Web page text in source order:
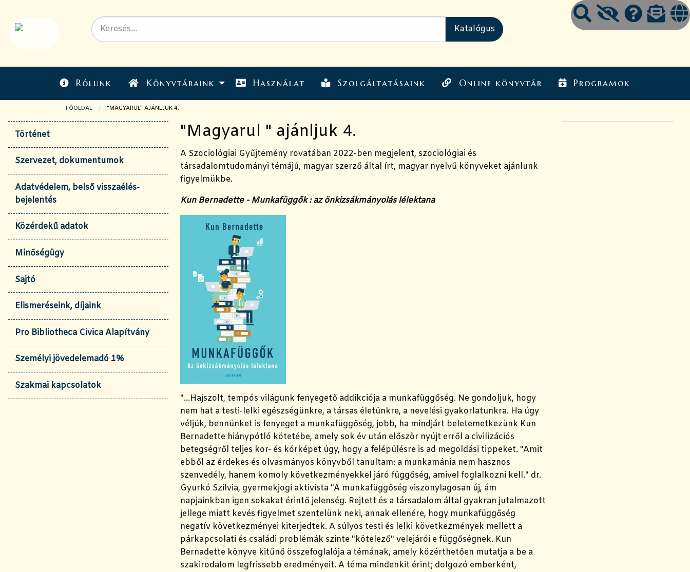
Rólunk Könyvtáraink Használat Szolgáltatásaink Online könyvtár Programok
FŐOLDAL JELENLEGI OLDAL:
"MAGYARUL" AJÁNLJUK 4.
Történet
Szervezet, dokumentumok
Adatvédelem, belső visszaélés-
bejelentés
Közérdekű adatok
Minőségügy
Sajtó
Elismeréseink, díjaink
Pro Bibliotheca Civica Alapítvány
Személyi jövedelemadó 1%
Szakmai kapcsolatok
"Magyarul " ajánljuk 4.
A Szociológiai Gyűjtemény rovatában 2022-ben megjelent, szociológiai és
társadalomtudományi témájú, magyar szerző által írt, magyar nyelvű könyveket ajánlunk
figyelmükbe.
Kun Bernadette - Munkafüggők : az önkizsákmányolás lélektana
"...Hajszolt, tempós világunk fenyegető addikciója a munkafüggőség. Ne gondoljuk, hogy
nem hat a testi-lelki egészségünkre, a társas életünkre, a nevelési gyakorlatunkra. Ha úgy
véljük, bennünket is fenyeget a munkafüggőség, jobb, ha mindjárt beletemetkezünk Kun
Bernadette hiánypótló kötetébe, amely sok év után először nyújt erről a civilizációs
betegségről teljes kor- és kórképet úgy, hogy a felépülésre is ad megoldási tippeket. "Amit
ebből az érdekes és olvasmányos könyvből tanultam: a munkamánia nem hasznos
szenvedély, hanem komoly következményekkel járó függőség, amivel foglalkozni kell." dr.
Gyurkó Szilvia, gyermekjogi aktivista "A munkafüggőség viszonylagosan új, ám
napjainkban igen sokakat érintő jelenség. Rejtett és a társadalom által gyakran jutalmazott
jellege miatt kevés figyelmet szentelünk neki, annak ellenére, hogy munkafüggőség
negatív következményei kiterjedtek. A súlyos testi és lelki következmények mellett a
párkapcsolati és családi problémák szinte "kötelező" velejárói e függőségnek. Kun
Bernadette könyve kitűnő összefoglalója a témának, amely közérthetően mutatja a be a
szakirodalom legfrissebb eredményeit. A téma mindenkit érint; dolgozó emberként,